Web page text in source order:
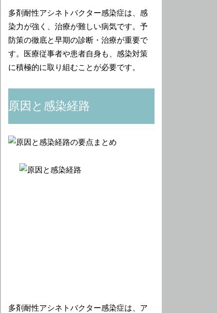
多剤耐性アシネトバクター感染症は、感
染力が強く、治療が難しい病気です。予
防策の徹底と早期の診断・治療が重要で
す。医療従事者や患者自身も、感染対策
に積極的に取り組むことが必要です。
原因と感染経路
多剤耐性アシネトバクター感染症は、ア